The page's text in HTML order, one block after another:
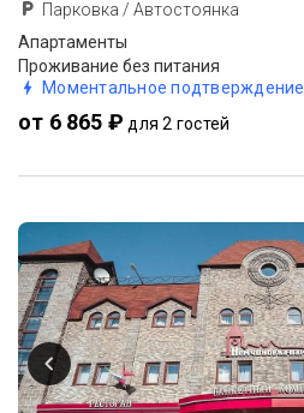
Парковка / Автостоянка
Апартаменты
Проживание без питания
Моментальное подтверждение
от 6 865 ₽ для 2 гостей